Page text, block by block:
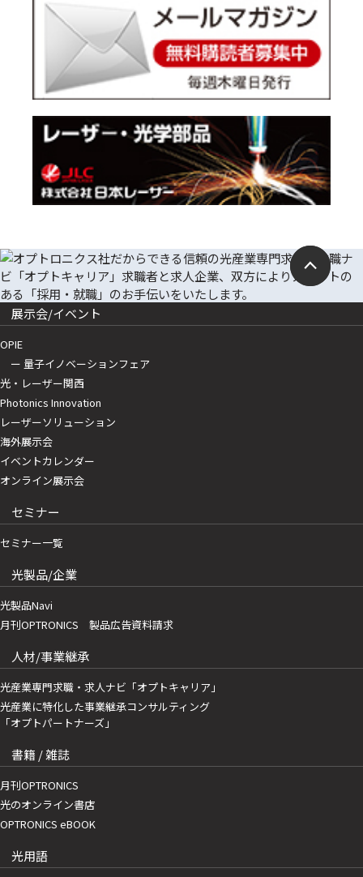
展示会/イベント
OPIE
ー 量子イノベーションフェア
光・レーザー関西
Photonics Innovation
レーザーソリューション
海外展示会
イベントカレンダー
オンライン展示会
セミナー
セミナー一覧
光製品/企業
光製品Navi
月刊OPTRONICS 製品広告資料請求
人材/事業継承
光産業専門求職・求人ナビ「オプトキャリア」
光産業に特化した事業継承コンサルティング
「オプトパートナーズ」
書籍 / 雑誌
月刊OPTRONICS
光のオンライン書店
OPTRONICS eBOOK
光用語